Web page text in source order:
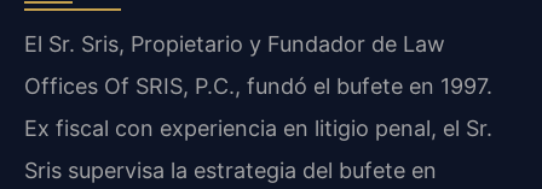
El Sr. Sris, Propietario y Fundador de Law
Offices Of SRIS, P.C., fundó el bufete en 1997.
Ex fiscal con experiencia en litigio penal, el Sr.
Sris supervisa la estrategia del bufete en